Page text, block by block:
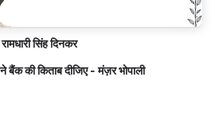
सिंह दिनकर
की किताब दीजिए - मंज़र भोपाली